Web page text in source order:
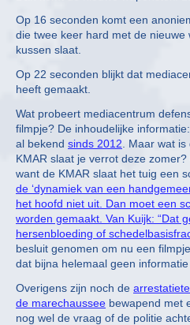
Op 16 seconden komt een
die twee keer hard met de nieuwe
kussen slaat.
Op 22 seconden blijkt dat
heeft gemaakt.
Wat probeert mediacentrum
filmpje? De inhoudelijke
al bekend sinds 2012 . Maar wat
KMAR slaat je verrot deze zomer?
want de KMAR slaat het tuig een
de ‘dynamiek van een
het hoofd niet uit. Dan moet een
worden gemaakt. Van Kuijk: “Dat
hersenbloeding of
besluit genomen om nu een
dat bijna helemaal geen
Overigens zijn noch de
de marechaussee bewapend met
nog wel de vraag of de politie